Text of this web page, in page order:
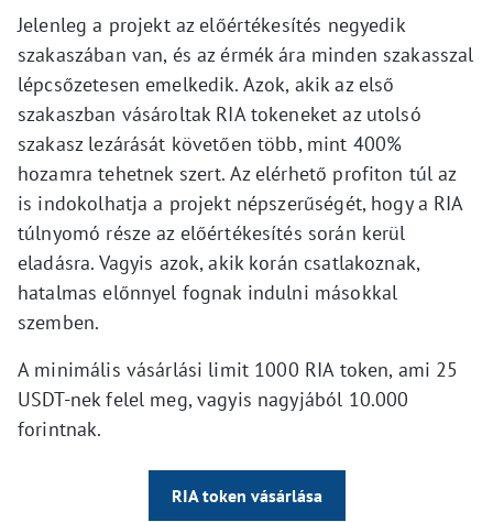
Jelenleg a projekt az előértékesítés negyedik
szakaszában van, és az érmék ára minden szakasszal
lépcsőzetesen emelkedik. Azok, akik az első
szakaszban vásároltak RIA tokeneket az utolsó
szakasz lezárását követően több, mint 400%
hozamra tehetnek szert. Az elérhető profiton túl az
is indokolhatja a projekt népszerűségét, hogy a RIA
túlnyomó része az előértékesítés során kerül
eladásra. Vagyis azok, akik korán csatlakoznak,
hatalmas előnnyel fognak indulni másokkal
szemben.
A minimális vásárlási limit 1000 RIA token, ami 25
USDT-nek felel meg, vagyis nagyjából 10.000
forintnak.
RIA token vásárlása